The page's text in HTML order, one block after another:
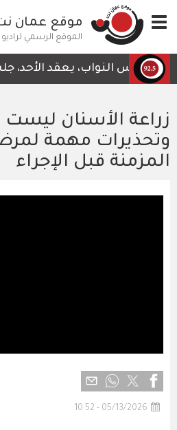
إلى
المحتوى
الرئيسي
Toggle
navigation
موقع عمان
الموقع الرسمي لراديو
مجلس النواب، يعقد الأحد،
زراعة الأسنان ليست
وتحذيرات مهمة
المزمنة قبل الإجراء
05/13/2026 - 10:52